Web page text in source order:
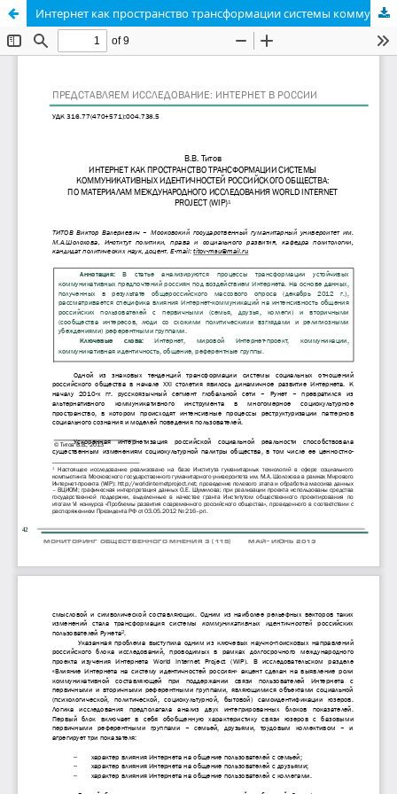
Интернет как пространство трансформации системы коммуникативных идентичностей российского общества: по материалам международного исследования World Internet Project